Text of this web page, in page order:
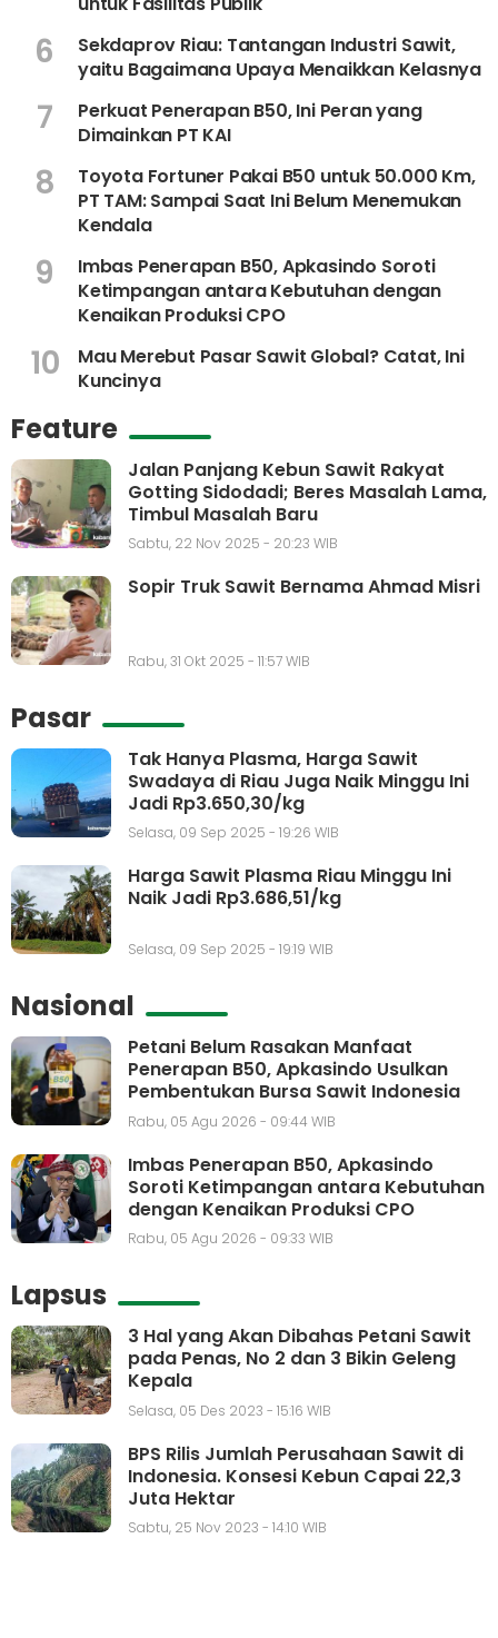
6
Sekdaprov Riau: Tantangan Industri Sawit,
yaitu Bagaimana Upaya Menaikkan Kelasnya
7
Perkuat Penerapan B50, Ini Peran yang
Dimainkan PT KAI
8
Toyota Fortuner Pakai B50 untuk 50.000 Km,
PT TAM: Sampai Saat Ini Belum Menemukan
Kendala
9
Imbas Penerapan B50, Apkasindo Soroti
Ketimpangan antara Kebutuhan dengan
Kenaikan Produksi CPO
10
Mau Merebut Pasar Sawit Global? Catat, Ini
Kuncinya
Feature
Jalan Panjang Kebun Sawit Rakyat
Gotting Sidodadi; Beres Masalah Lama,
Timbul Masalah Baru
Sabtu, 22 Nov 2025 - 20:23 WIB
Sopir Truk Sawit Bernama Ahmad Misri
Rabu, 31 Okt 2025 - 11:57 WIB
Pasar
Tak Hanya Plasma, Harga Sawit
Swadaya di Riau Juga Naik Minggu Ini
Jadi Rp3.650,30/kg
Selasa, 09 Sep 2025 - 19:26 WIB
Harga Sawit Plasma Riau Minggu Ini
Naik Jadi Rp3.686,51/kg
Selasa, 09 Sep 2025 - 19:19 WIB
Nasional
Petani Belum Rasakan Manfaat
Penerapan B50, Apkasindo Usulkan
Pembentukan Bursa Sawit Indonesia
Rabu, 05 Agu 2026 - 09:44 WIB
Imbas Penerapan B50, Apkasindo
Soroti Ketimpangan antara Kebutuhan
dengan Kenaikan Produksi CPO
Rabu, 05 Agu 2026 - 09:33 WIB
Lapsus
3 Hal yang Akan Dibahas Petani Sawit
pada Penas, No 2 dan 3 Bikin Geleng
Kepala
Selasa, 05 Des 2023 - 15:16 WIB
BPS Rilis Jumlah Perusahaan Sawit di
Indonesia. Konsesi Kebun Capai 22,3
Juta Hektar
Sabtu, 25 Nov 2023 - 14:10 WIB